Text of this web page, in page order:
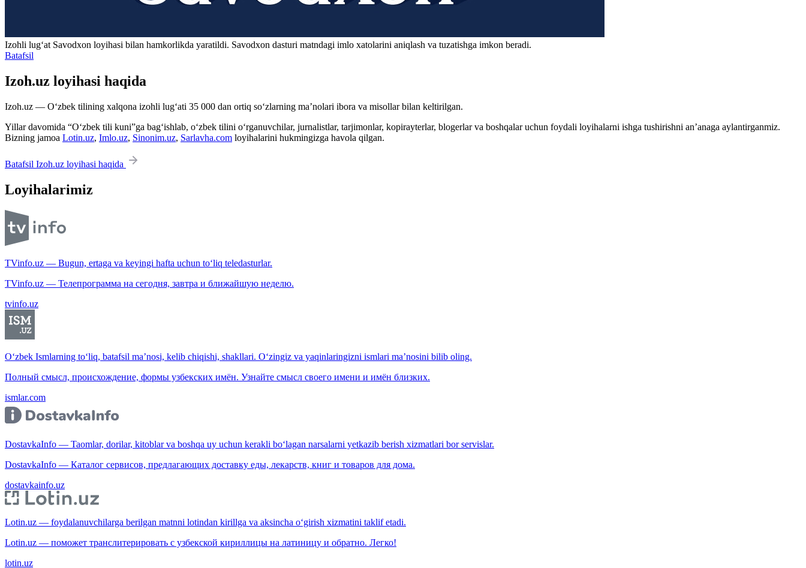
Izohli lugʻat Savodxon loyihasi bilan hamkorlikda yaratildi. Savodxon dasturi matndagi imlo xatolarini aniqlash va tuzatishga imkon beradi.
Batafsil
Izoh.uz loyihasi haqida
Izoh.uz — O‘zbek tilining xalqona izohli lug‘ati 35 000 dan ortiq so‘zlarning ma’nolari ibora va misollar bilan keltirilgan.
Yillar davomida “O‘zbek tili kuni”ga bag‘ishlab, o‘zbek tilini o‘rganuvchilar, jurnalistlar, tarjimonlar, kopirayterlar, blogerlar va boshqalar uchun foydali loyihalarni ishga tushirishni an’anaga aylantirganmiz.
Bizning jamoa Lotin.uz, Imlo.uz, Sinonim.uz, Sarlavha.com loyihalarini hukmingizga havola qilgan.
Batafsil Izoh.uz loyihasi haqida
Loyihalarimiz
TVinfo.uz — Bugun, ertaga va keyingi hafta uchun to‘liq teledasturlar.
TVinfo.uz — Телепрограмма на сегодня, завтра и ближайшую неделю.
tvinfo.uz
O‘zbek Ismlarning to‘liq, batafsil ma’nosi, kelib chiqishi, shakllari. O‘zingiz va yaqinlaringizni ismlari ma’nosini bilib oling.
Полный смысл, происхождение, формы узбекских имён. Узнайте смысл своего имени и имён близких.
ismlar.com
DostavkaInfo — Taomlar, dorilar, kitoblar va boshqa uy uchun kerakli bo‘lagan narsalarni yetkazib berish xizmatlari bor servislar.
DostavkaInfo — Каталог сервисов, предлагающих доставку еды, лекарств, книг и товаров для дома.
dostavkainfo.uz
Lotin.uz — foydalanuvchilarga berilgan matnni lotindan kirillga va aksincha o‘girish xizmatini taklif etadi.
Lotin.uz — поможет транслитерировать с узбекской кириллицы на латиницу и обратно. Легко!
lotin.uz